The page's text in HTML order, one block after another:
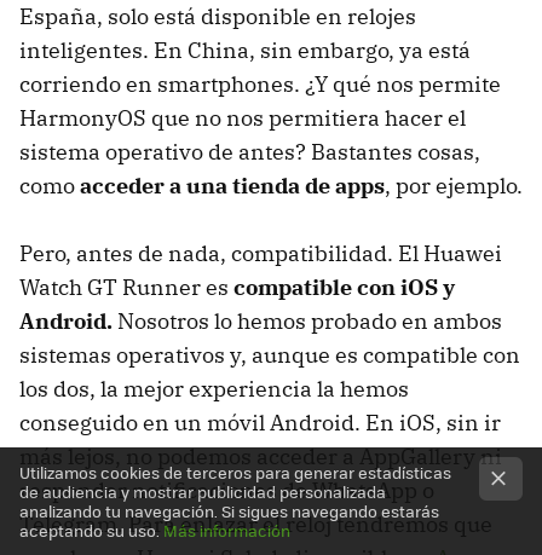
España, solo está disponible en relojes
inteligentes. En China, sin embargo, ya está
corriendo en smartphones. ¿Y qué nos permite
HarmonyOS que no nos permitiera hacer el
sistema operativo de antes? Bastantes cosas,
comoacceder a una tienda de apps, por ejemplo.
Pero, antes de nada, compatibilidad. El Huawei
Watch GT Runner es compatible con iOS y
Android. Nosotros lo hemos probado en ambos
sistemas operativos y, aunque es compatible con
los dos, la mejor experiencia la hemos
conseguido en un móvil Android. En iOS, sin ir
más lejos, no podemos acceder a AppGallery ni
responder notificaciones de WhatsApp o
Telegram. Para enlazar el reloj tendremos que
Utilizamos cookies de terceros para generar estadísticas
de audiencia y mostrar publicidad personalizada
analizando tu navegación. Si sigues navegando estarás
aceptando su uso. Más información